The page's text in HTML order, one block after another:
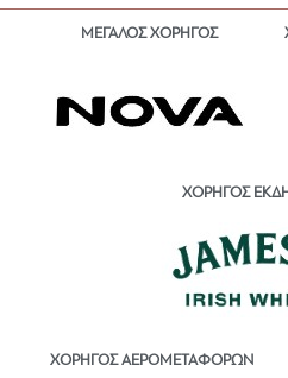
ΜΕΓΑΛΟΣ ΧΟΡΗΓΟΣ
ΧΟΡΗΓΟΣ
ΧΟΡΗΓΟΣ ΑΕΡΟΜΕΤΑΦΟΡΩΝ